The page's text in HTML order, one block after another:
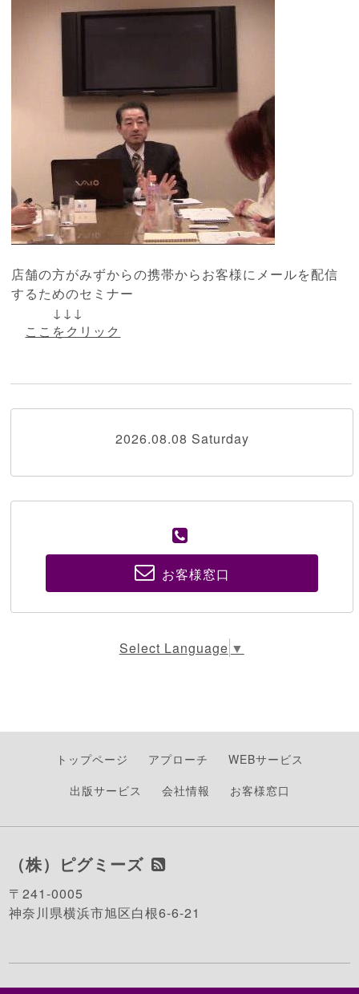
店舗の方がみずからの携帯からお客様にメールを配信
するためのセミナー
↓↓↓
ここをクリック
2026.08.08 Saturday
お客様窓口
Select Language ▼
トップページ アプローチ
WEBサービス
出版サービス
会社情報 お客様窓口
（株）ピグミーズ
〒241-0005
神奈川県横浜市旭区白根6-6-21